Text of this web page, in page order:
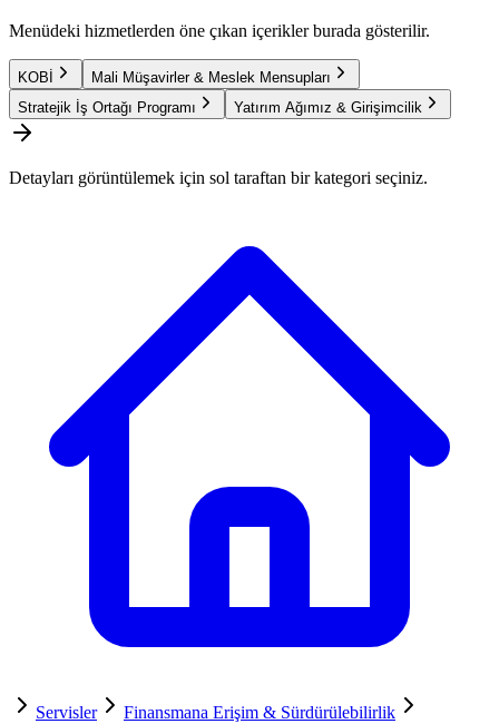
Menüdeki hizmetlerden öne çıkan içerikler burada gösterilir.
KOBİ
Mali Müşavirler & Meslek Mensupları
Stratejik İş Ortağı Programı
Yatırım Ağımız & Girişimcilik
Detayları görüntülemek için sol taraftan bir kategori seçiniz.
Servisler
Finansmana Erişim & Sürdürülebilirlik